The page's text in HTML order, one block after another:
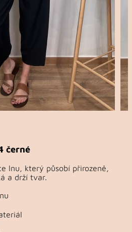
černé
lnu, který působí přirozeně,
a drží tvar.